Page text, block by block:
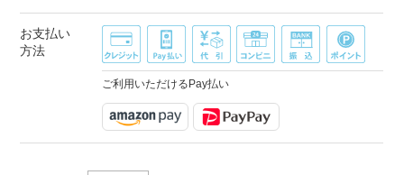
お支払い
方法
ご利用いただけるPay払い